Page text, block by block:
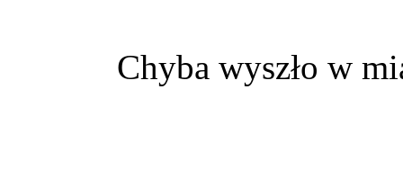
Chyba wyszło w